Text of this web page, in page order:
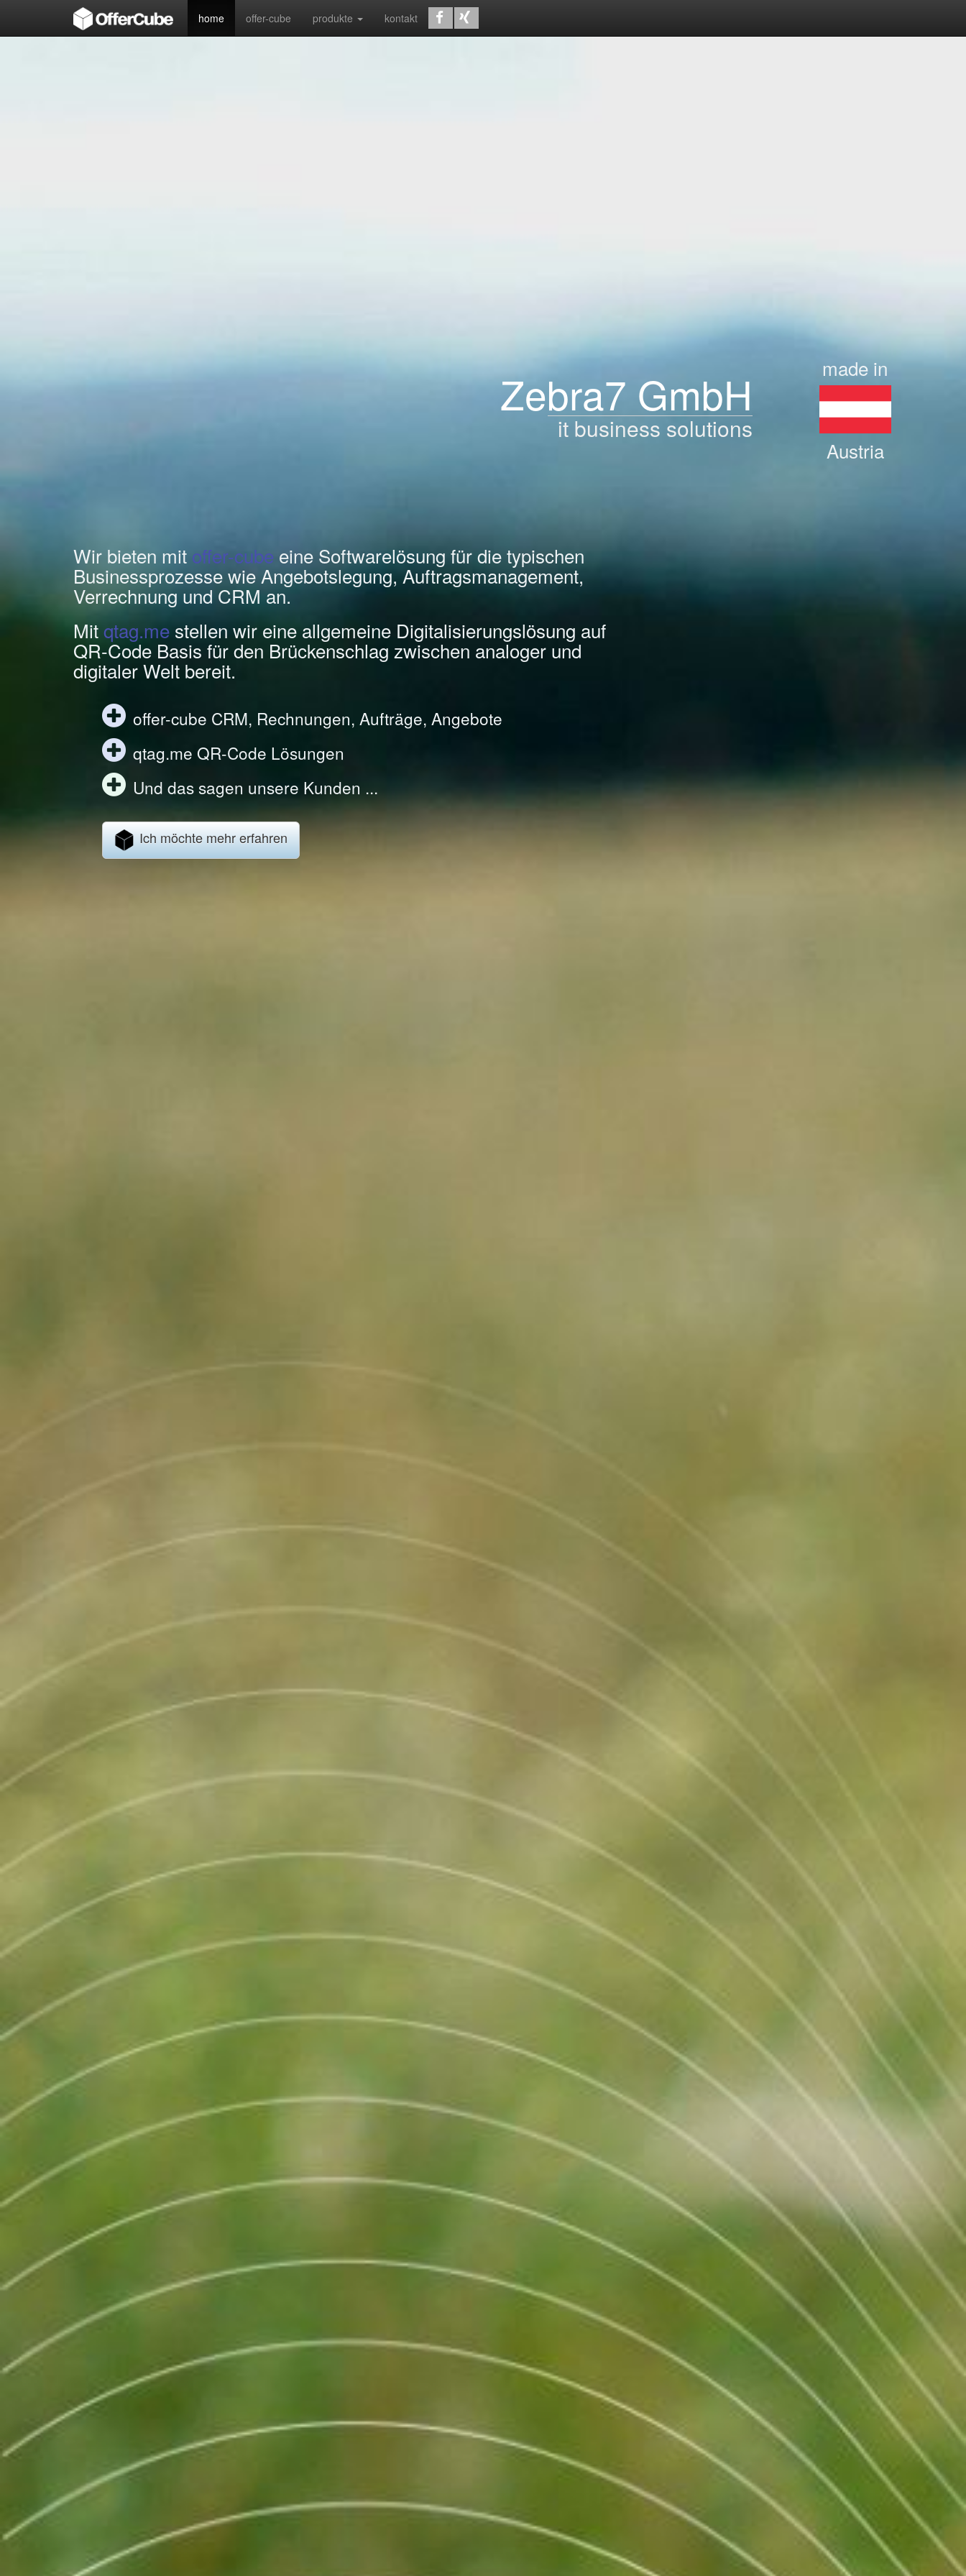
home offer-cube produkte kontakt
Zebra7 GmbH
it business solutions
made in
Austria
Wir bieten mit offer-cube eine Softwarelösung für die typischen
Businessprozesse wie Angebotslegung, Auftragsmanagement,
Verrechnung und CRM an.
Mitqtag.me stellen wir eine allgemeine Digitalisierungslösung auf
QR-Code Basis für den Brückenschlag zwischen analoger und
digitaler Welt bereit.
offer-cube CRM, Rechnungen, Aufträge, Angebote
qtag.me QR-Code Lösungen
Und das sagen unsere Kunden ...
Ich möchte mehr erfahren